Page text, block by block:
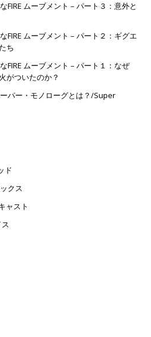
FIRE ムーブメント – パート３：意外と
FIRE ムーブメント – パート２：ギグエ
ち
FIRE ムーブメント – パート１：なぜ
がついたのか？
パー・モノローグとは？/Super
ド
クス
ャスト